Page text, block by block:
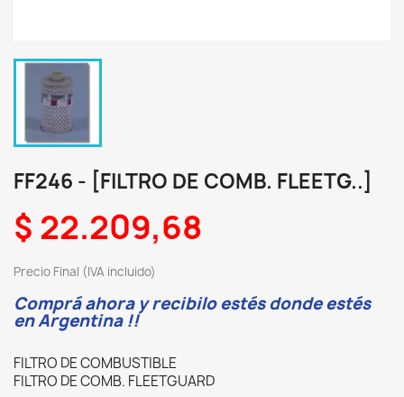
FF246 - [FILTRO DE COMB. FLEETG..]
$ 22.209,68
Precio Final (IVA incluido)
Comprá ahora y recibilo estés donde estés
en Argentina !!
FILTRO DE COMBUSTIBLE
FILTRO DE COMB. FLEETGUARD